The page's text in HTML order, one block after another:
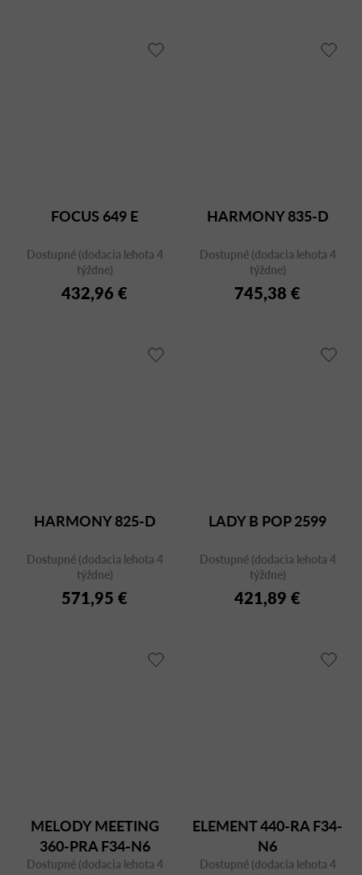
FOCUS 649 E
Dostupné (dodacia lehota 4
týždne)
432,96 €
HARMONY 835-D
Dostupné (dodacia lehota 4
týždne)
745,38 €
HARMONY 825-D
Dostupné (dodacia lehota 4
týždne)
571,95 €
LADY B POP 2599
Dostupné (dodacia lehota 4
týždne)
421,89 €
MELODY MEETING
360-PRA F34-N6
Dostupné (dodacia lehota 4
ELEMENT 440-RA F34-
N6
Dostupné (dodacia lehota 4